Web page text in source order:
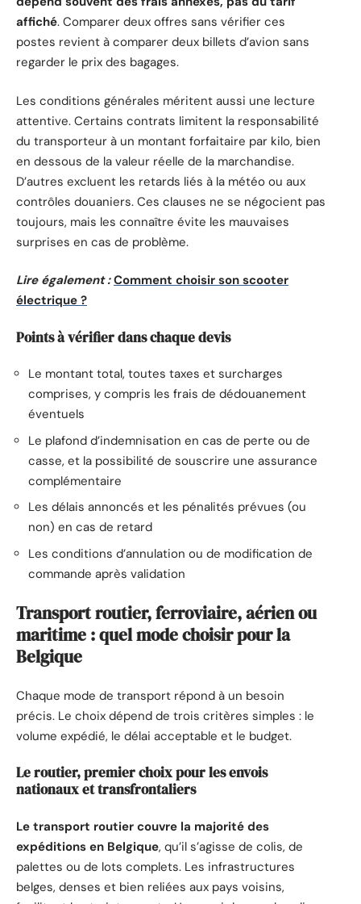
affiché. Comparer deux offres sans vérifier ces
postes revient à comparer deux billets d’avion sans
regarder le prix des bagages.
Les conditions générales méritent aussi une lecture
attentive. Certains contrats limitent la responsabilité
du transporteur à un montant forfaitaire par kilo, bien
en dessous de la valeur réelle de la marchandise.
D’autres excluent les retards liés à la météo ou aux
contrôles douaniers. Ces clauses ne se négocient pas
toujours, mais les connaître évite les mauvaises
surprises en cas de problème.
Lire également : Comment choisir son scooter
électrique ?
Points à vérifier dans chaque devis
Le montant total, toutes taxes et surcharges
comprises, y compris les frais de dédouanement
éventuels
Le plafond d’indemnisation en cas de perte ou de
casse, et la possibilité de souscrire une assurance
complémentaire
Les délais annoncés et les pénalités prévues (ou
non) en cas de retard
Les conditions d’annulation ou de modification de
commande après validation
Transport routier, ferroviaire, aérien ou
maritime : quel mode choisir pour la
Belgique
Chaque mode de transport répond à un besoin
précis. Le choix dépend de trois critères simples : le
volume expédié, le délai acceptable et le budget.
Le routier, premier choix pour les envois
nationaux et transfrontaliers
Le transport routier couvre la majorité des
expéditions en Belgique, qu’il s’agisse de colis, de
palettes ou de lots complets. Les infrastructures
belges, denses et bien reliées aux pays voisins,